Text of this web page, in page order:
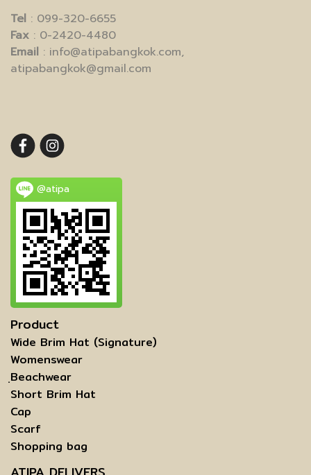
Tel : 099-320-6655
Fax : 0-2420-4480
Email : info@atipabangkok.com,
atipabangkok@gmail.com
@atipa
Product
Wide Brim Hat (Signature)
Womenswear
ฺBeachwear
Short Brim Hat
Cap
Scarf
Shopping bag